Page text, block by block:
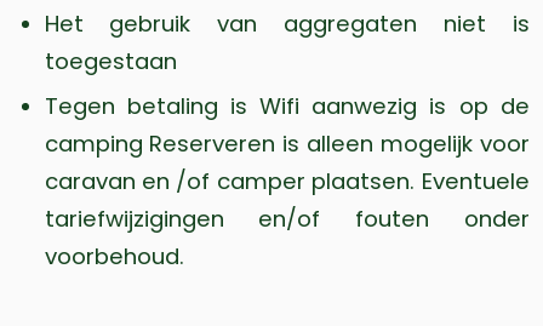
Het gebruik van aggregaten niet is
toegestaan
Tegen betaling is Wifi aanwezig is op de
camping Reserveren is alleen mogelijk voor
caravan en /of camper plaatsen. Eventuele
tariefwijzigingen en/of fouten onder
voorbehoud.